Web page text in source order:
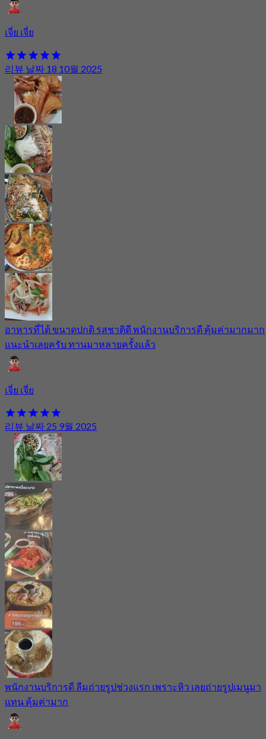
เจี่ย เจี่ย
리뷰 날짜 18 10월 2025
อาหารที่ได้ ขนาดปกติ รสชาติดี พนักงานบริการดี คุ้มค่ามากมาก
แนะนำเลยครับ ทานมาหลายครั้งแล้ว
เจี่ย เจี่ย
리뷰 날짜 25 9월 2025
พนักงานบริการดี ลืมถ่ายรูปช่วงแรก เพราะหิว เลยถ่ายรูปเมนูมา
แทน คุ้มค่ามาก